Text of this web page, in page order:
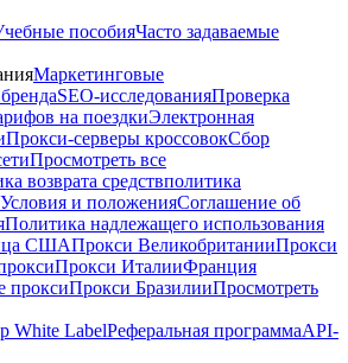
пособияЧасто задаваемые
Маркетинговые
SEO-исследованияПроверка
на поездкиЭлектронная
Прокси-серверы кроссовокСбор
Просмотреть все
возврата средствполитика
Условия и положенияСоглашение об
Политика надлежащего использования
СШАПрокси ВеликобританииПрокси
Прокси ИталииФранция
проксиПрокси БразилииПросмотреть
White LabelРеферальная программаAPI-